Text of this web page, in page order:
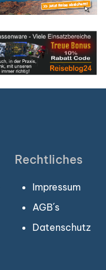
Rechtliches
Impressum
AGB´s
Datenschutz